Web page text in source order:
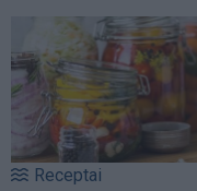
Receptai